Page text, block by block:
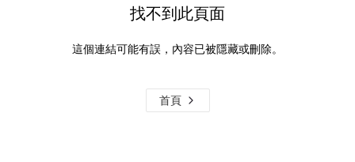
找不到此頁面
這個連結可能有誤，內容已被隱藏或刪除。
首頁